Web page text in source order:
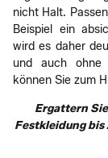
nicht Halt.
Beispiel ein
wird es daher
und auch ohne
können Sie zum
Ergattern
Festkleidung bis